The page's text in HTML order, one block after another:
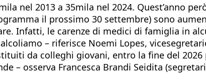
nel 2013 a 35mila nel 2024. Quest’anno
il prossimo 30 settembre) sono
Infatti, le carenze di medici di famiglia in
– riferisce Noemi Lopes,
da colleghi giovani, entro la fine del
– osserva Francesca Brandi Seidita